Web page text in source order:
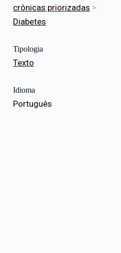
crônicas priorizadas >
Diabetes
Tipologia
Texto
Idioma
Português